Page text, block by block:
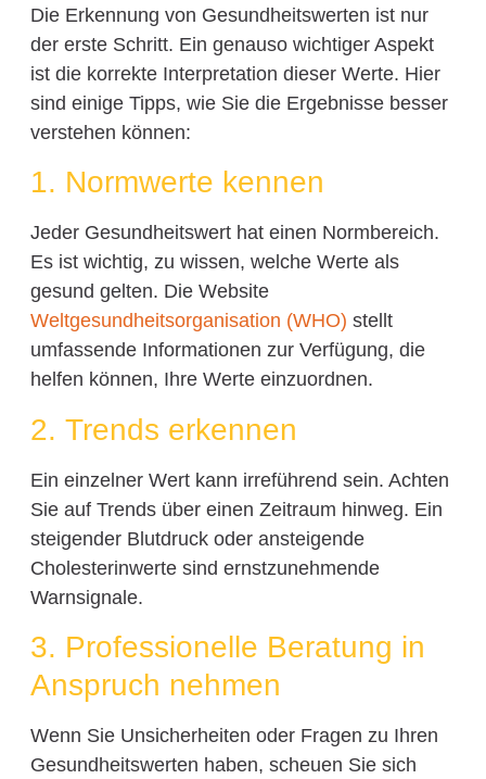
Die Erkennung von Gesundheitswerten ist nur
der erste Schritt. Ein genauso wichtiger Aspekt
ist die korrekte Interpretation dieser Werte. Hier
sind einige Tipps, wie Sie die Ergebnisse besser
verstehen können:
1. Normwerte kennen
Jeder Gesundheitswert hat einen Normbereich.
Es ist wichtig, zu wissen, welche Werte als
gesund gelten. Die Website
Weltgesundheitsorganisation (WHO) stellt
umfassende Informationen zur Verfügung, die
helfen können, Ihre Werte einzuordnen.
2. Trends erkennen
Ein einzelner Wert kann irreführend sein. Achten
Sie auf Trends über einen Zeitraum hinweg. Ein
steigender Blutdruck oder ansteigende
Cholesterinwerte sind ernstzunehmende
Warnsignale.
3. Professionelle Beratung in
Anspruch nehmen
Wenn Sie Unsicherheiten oder Fragen zu Ihren
Gesundheitswerten haben, scheuen Sie sich